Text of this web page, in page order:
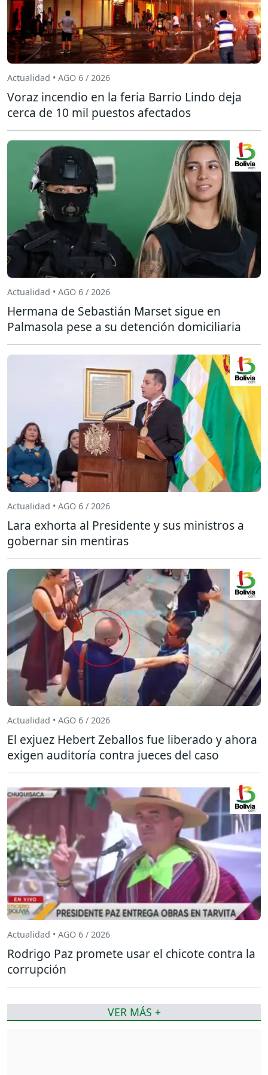
Actualidad • AGO 6 / 2026
Voraz incendio en la feria Barrio Lindo deja
cerca de 10 mil puestos afectados
Actualidad • AGO 6 / 2026
Hermana de Sebastián Marset sigue en
Palmasola pese a su detención domiciliaria
Actualidad • AGO 6 / 2026
Lara exhorta al Presidente y sus ministros a
gobernar sin mentiras
Actualidad • AGO 6 / 2026
El exjuez Hebert Zeballos fue liberado y ahora
exigen auditoría contra jueces del caso
Actualidad • AGO 6 / 2026
Rodrigo Paz promete usar el chicote contra la
corrupción
VER MÁS +